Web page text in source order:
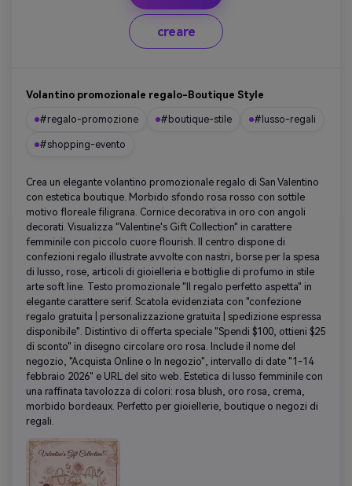
creare
Volantino promozionale regalo-Boutique Style
#regalo-promozione #boutique-stile #lusso-regali
#shopping-evento
Crea un elegante volantino promozionale regalo di San Valentino
con estetica boutique. Morbido sfondo rosa rosso con sottile
motivo floreale filigrana. Cornice decorativa in oro con angoli
decorati. Visualizza "Valentine's Gift Collection" in carattere
femminile con piccolo cuore flourish. Il centro dispone di
confezioni regalo illustrate avvolte con nastri, borse per la spesa
di lusso, rose, articoli di gioielleria e bottiglie di profumo in stile
arte soft line. Testo promozionale "Il regalo perfetto aspetta" in
elegante carattere serif. Scatola evidenziata con "confezione
regalo gratuita | personalizzazione gratuita | spedizione espressa
disponibile". Distintivo di offerta speciale "Spendi $100, ottieni $25
di sconto" in disegno circolare oro rosa. Include il nome del
negozio, "Acquista Online o In negozio", intervallo di date "1-14
febbraio 2026" e URL del sito web. Estetica di lusso femminile con
una raffinata tavolozza di colori: rosa blush, oro rosa, crema,
morbido bordeaux. Perfetto per gioiellerie, boutique o negozi di
regali.